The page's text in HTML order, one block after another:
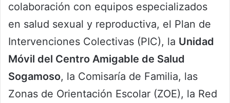
colaboración con equipos especializados
en salud sexual y reproductiva, el Plan de
Intervenciones Colectivas (PIC), la Unidad
Móvil del Centro Amigable de Salud
Sogamoso, la Comisaría de Familia, las
Zonas de Orientación Escolar (ZOE), la Red